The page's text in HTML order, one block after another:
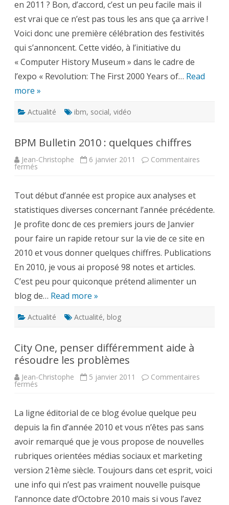
avec
le
Computer
History
Museum
en 2011 ? Bon, d’accord, c’est un peu facile mais il
est vrai que ce n’est pas tous les ans que ça arrive !
Voici donc une première célébration des festivités
qui s’annoncent. Cette vidéo, à l’initiative du
« Computer History Museum » dans le cadre de
l’expo « Revolution: The First 2000 Years of… Read
more »
Actualité ibm, social, vidéo
BPM Bulletin 2010 : quelques chiffres
Jean-Christophe 6 janvier 2011 Commentaires
fermés
:
quelques
chiffres
Tout début d’année est propice aux analyses et
statistiques diverses concernant l’année précédente.
Je profite donc de ces premiers jours de Janvier
pour faire un rapide retour sur la vie de ce site en
2010 et vous donner quelques chiffres. Publications
En 2010, je vous ai proposé 98 notes et articles.
C’est peu pour quiconque prétend alimenter un
blog de… Read more »
Actualité Actualité, blog
City One, penser différemment aide à
résoudre les problèmes
Jean-Christophe 5 janvier 2011 Commentaires
fermés
différemment
aide
à
résoudre
les
problèmes
La ligne éditorial de ce blog évolue quelque peu
depuis la fin d’année 2010 et vous n’êtes pas sans
avoir remarqué que je vous propose de nouvelles
rubriques orientées médias sociaux et marketing
version 21ème siècle. Toujours dans cet esprit, voici
une info qui n’est pas vraiment nouvelle puisque
l’annonce date d’Octobre 2010 mais si vous l’avez